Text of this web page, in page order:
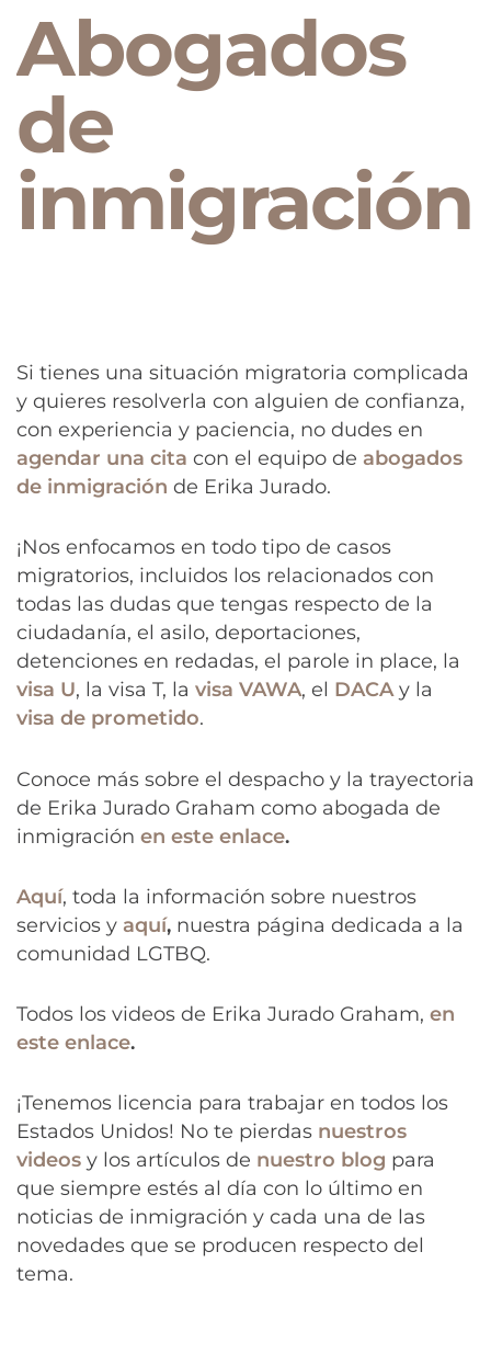
Abogados
de
inmigración
Si tienes una situación migratoria complicada
y quieres resolverla con alguien de confianza,
con experiencia y paciencia, no dudes en
agendar una cita con el equipo de abogados
de inmigración de Erika Jurado.
¡Nos enfocamos en todo tipo de casos
migratorios, incluidos los relacionados con
todas las dudas que tengas respecto de la
ciudadanía, el asilo, deportaciones,
detenciones en redadas, el parole in place, la
visa U, la visa T, la visa VAWA, el DACAy la
visa de prometido.
Conoce más sobre el despacho y la trayectoria
de Erika Jurado Graham como abogada de
inmigración en este enlace.
Aquí, toda la información sobre nuestros
servicios y aquí, nuestra página dedicada a la
comunidad LGTBQ.
Todos los videos de Erika Jurado Graham, en
este enlace.
¡Tenemos licencia para trabajar en todos los
Estados Unidos! No te pierdas nuestros
videos y los artículos de nuestro blog para
que siempre estés al día con lo último en
noticias de inmigración y cada una de las
novedades que se producen respecto del
tema.